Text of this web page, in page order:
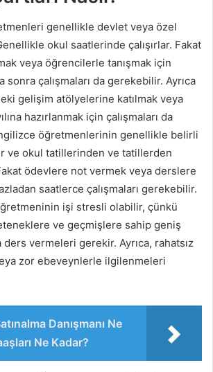
genellikle devlet veya özel
okul saatlerinde çalışırlar. Fakat
veya öğrencilerle tanışmak için
sonra çalışmaları da gerekebilir. Ayrıca
gelişim atölyelerine katılmak veya
hazırlanmak için çalışmaları da
öğretmenlerinin genellikle belirli
ve okul tatillerinden ve tatillerden
ödevlere not vermek veya derslere
saatlerce çalışmaları gerekebilir.
işi stresli olabilir, çünkü
ve geçmişlere sahip geniş
ders vermeleri gerekir. Ayrıca, rahatsız
zor ebeveynlerle ilgilenmeleri
Danışmanı Ne
Ne Kadar?